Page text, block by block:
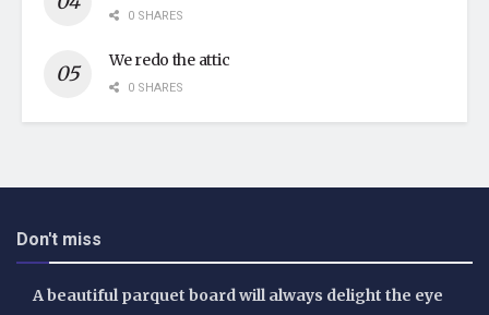
0 SHARES
We redo the attic
0 SHARES
Don't miss
A beautiful parquet board will always delight the eye